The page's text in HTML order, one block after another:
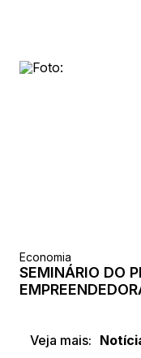
Economia
SEMINÁRIO DO
Veja mais: